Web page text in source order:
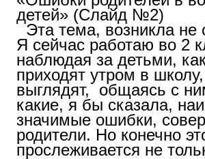
детей» (Слайд №2)
Эта тема, возникла не
Я сейчас работаю во 2
наблюдая за детьми,
приходят утром в
выглядят, общаясь с
какие, я бы сказала,
значимые ошибки,
родители. Но конечно
прослеживается не